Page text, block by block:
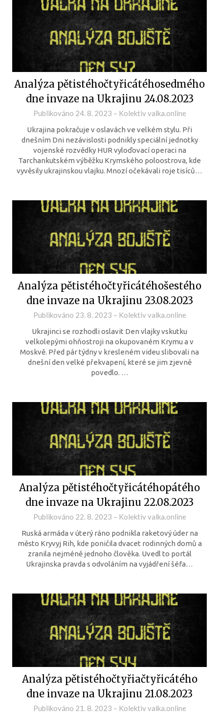
Analýza pětistéhočtyřicátéhosedmého
dne invaze na Ukrajinu 24.08.2023
Publikováno 24. 8. 2023 – Kolektiv valka.online
Ukrajina pokračuje v oslavách ve velkém stylu. Při
dnešním Dni nezávislosti podnikly speciální jednotky
vojenské rozvědky HUR vyloďovací operaci na
Tarchankutském výběžku Krymského poloostrova, kde
vyvěsily ukrajinskou vlajku. Mnozí očekávali roje tisíců…
Analýza pětistéhočtyřicátéhošestého
dne invaze na Ukrajinu 23.08.2023
Publikováno 23. 8. 2023 – Kolektiv valka.online
Ukrajinci se rozhodli oslavit Den vlajky vskutku
velkolepými ohňostroji na okupovaném Krymu a v
Moskvě. Před pár týdny v kresleném videu slibovali na
dnešní den velké překvapení, které se jim zjevně
povedlo. …
Analýza pětistéhočtyřicátéhopátého
dne invaze na Ukrajinu 22.08.2023
Publikováno 22. 8. 2023 – Kolektiv valka.online
Ruská armáda v úterý ráno podnikla raketový úder na
město Kryvyj Rih, kde poničila dvacet rodinných domů a
zranila nejméně jednoho člověka. Uvedl to portál
Ukrajinska pravda s odvoláním na vyjádření šéfa…
Analýza pětistéhočtyřiačtyřicátého
dne invaze na Ukrajinu 21.08.2023
Publikováno 21. 8. 2023 – Kolektiv valka.online